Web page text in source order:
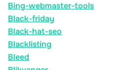
Bing-webmaster-tools
Black-friday
Black-hat-seo
Blacklisting
Bleed